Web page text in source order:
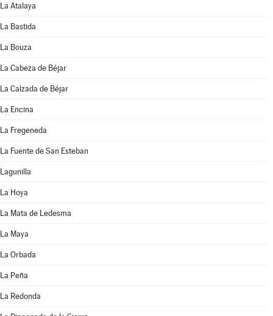
La Atalaya
La Bastida
La Bouza
La Cabeza de Béjar
La Calzada de Béjar
La Encina
La Fregeneda
La Fuente de San Esteban
Lagunilla
La Hoya
La Mata de Ledesma
La Maya
La Orbada
La Peña
La Redonda